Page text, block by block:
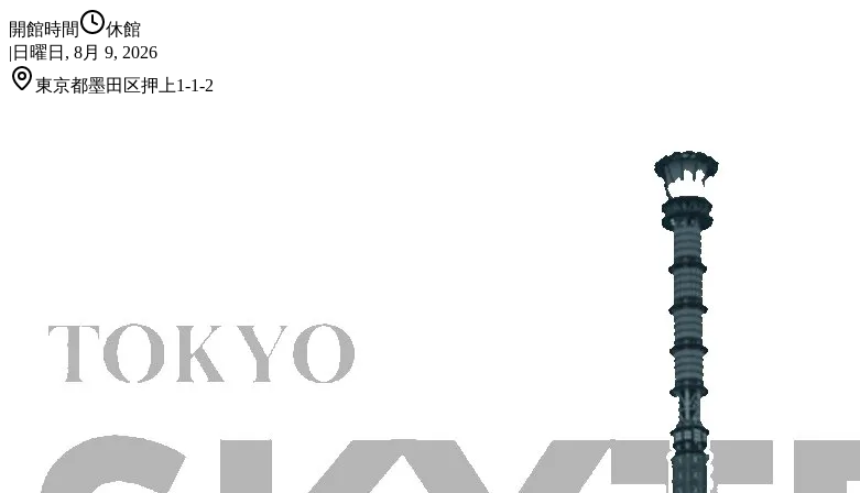
開館時間
休館
| 日曜日, 8月 9, 2026
東京都墨田区押上1-1-2